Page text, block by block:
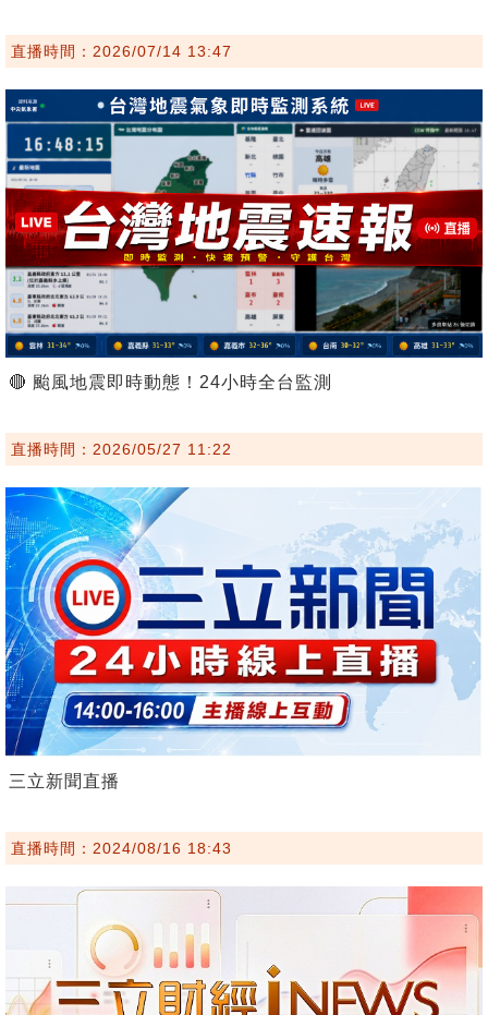
直播時間：2026/07/14 13:47
🔴 颱風地震即時動態！24小時全台監測
直播時間：2026/05/27 11:22
三立新聞直播
直播時間：2024/08/16 18:43